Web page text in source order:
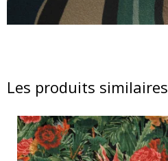
Les produits similaires